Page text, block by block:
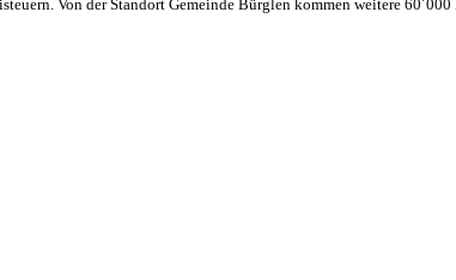
Von der Standort Gemeinde Bürglen kommen weitere 60´000